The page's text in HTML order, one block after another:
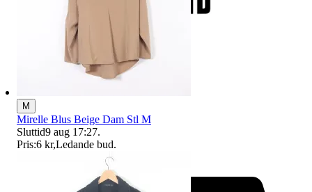
M
Mirelle Blus Beige Dam Stl M
Sluttid9 aug 17:27.
Pris:6 kr,Ledande bud.